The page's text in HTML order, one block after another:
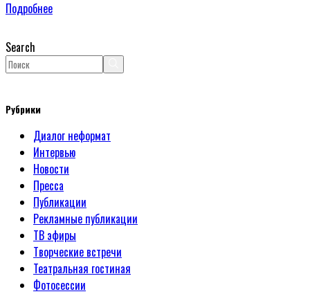
Подробнее
Search
Рубрики
Диалог неформат
Интервью
Новости
Пресса
Публикации
Рекламные публикации
ТВ эфиры
Творческие встречи
Театральная гостиная
Фотосессии